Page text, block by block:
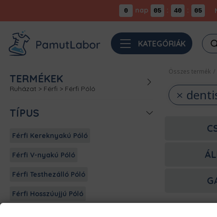
0 nap 05 : 40 : 05
KATEGÓRIÁK
TERMÉKEK
Ruházat > Férfi > Férfi Póló
TÍPUS
Férfi Kereknyakú Póló
Férfi V-nyakú Póló
Férfi Testhezálló Póló
Férfi Hosszúujjú Póló
Összes termék /